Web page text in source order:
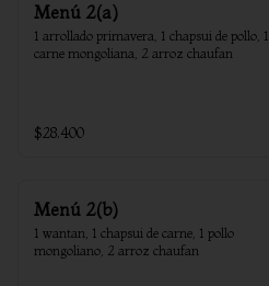
Menú 2(a)
1 arrollado primavera, 1 chapsui de pollo, 1
carne mongoliana, 2 arroz chaufan
$28.400
Menú 2(b)
1 wantan, 1 chapsui de carne, 1 pollo
mongoliano, 2 arroz chaufan